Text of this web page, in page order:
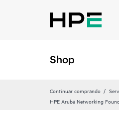
Shop
Continuar comprando
HPE Aruba Networking